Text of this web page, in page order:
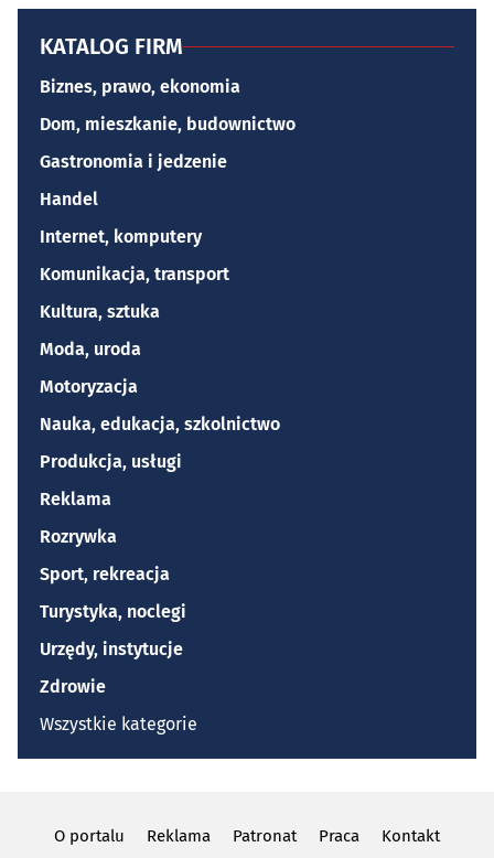
KATALOG FIRM
Biznes, prawo, ekonomia
Dom, mieszkanie, budownictwo
Gastronomia i jedzenie
Handel
Internet, komputery
Komunikacja, transport
Kultura, sztuka
Moda, uroda
Motoryzacja
Nauka, edukacja, szkolnictwo
Produkcja, usługi
Reklama
Rozrywka
Sport, rekreacja
Turystyka, noclegi
Urzędy, instytucje
Zdrowie
Wszystkie kategorie
O portalu Reklama Patronat Praca Kontakt